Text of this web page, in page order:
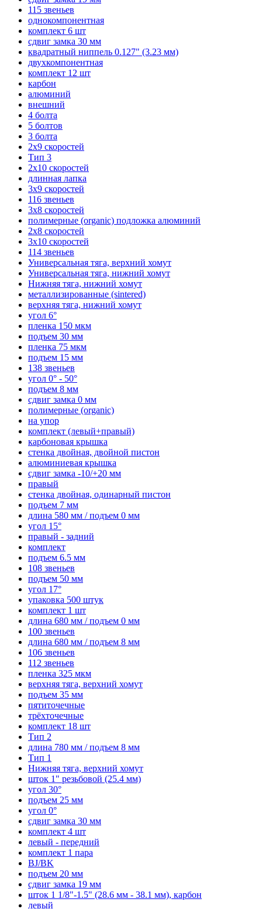
115 звеньев
однокомпонентная
комплект 6 шт
сдвиг замка 30 мм
квадратный ниппель 0.127" (3.23 мм)
двухкомпонентная
комплект 12 шт
карбон
алюминий
внешний
4 болта
5 болтов
3 болта
2х9 скоростей
Тип 3
2х10 скоростей
длинная лапка
3х9 скоростей
116 звеньев
3х8 скоростей
полимерные (organic) подложка алюминий
2х8 скоростей
3х10 скоростей
114 звеньев
Универсальная тяга, верхний хомут
Универсальная тяга, нижний хомут
Нижняя тяга, нижний хомут
металлизированные (sintered)
верхняя тяга, нижний хомут
угол 6°
пленка 150 мкм
подъем 30 мм
пленка 75 мкм
подъем 15 мм
138 звеньев
угол 0° - 50°
подъем 8 мм
сдвиг замка 0 мм
полимерные (organic)
на упор
комплект (левый+правый)
карбоновая крышка
стенка двойная, двойной пистон
алюминиевая крышка
сдвиг замка -10/+20 мм
правый
стенка двойная, одинарный пистон
подъем 7 мм
длина 580 мм / подъем 0 мм
угол 15°
правый - задний
комплект
подъем 6.5 мм
108 звеньев
подъем 50 мм
угол 17°
упаковка 500 штук
комплект 1 шт
длина 680 мм / подъем 0 мм
100 звеньев
длина 680 мм / подъем 8 мм
106 звеньев
112 звеньев
пленка 325 мкм
верхняя тяга, верхний хомут
подъем 35 мм
пятиточечные
трёхточечные
комплект 18 шт
Тип 2
длина 780 мм / подъем 8 мм
Тип 1
Нижняя тяга, верхний хомут
шток 1" резьбовой (25.4 мм)
угол 30°
подъем 25 мм
угол 0°
сдвиг замка 30 мм
комплект 4 шт
левый - передний
комплект 1 пара
BJ/BK
подъем 20 мм
сдвиг замка 19 мм
шток 1 1/8"-1.5" (28.6 мм - 38.1 мм), карбон
левый